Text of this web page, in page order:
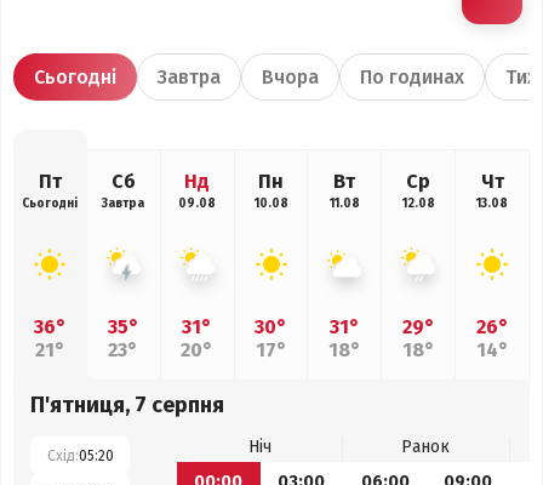
Сьогодні Завтра Вчора По годинах
Пт
Сьогодні
36°
21°
Сб
Завтра
35°
23°
Нд
09.08
31°
20°
Пн
10.08
30°
17°
Вт
11.08
31°
18°
Ср
12.08
29°
18°
Чт
13.08
26°
14°
П'ятниця, 7 серпня
Схід:05:20 Ніч
Ранок